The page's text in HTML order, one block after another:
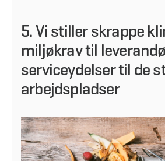
5. Vi stiller skrappe
miljøkrav til
serviceydelser til de
arbejdspladser